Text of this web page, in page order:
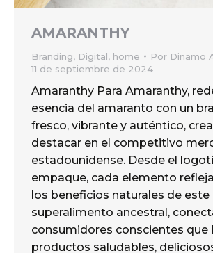
AMARANTHY
Branding, Digital, home Por Dinamo
11 de septiembre de 2024
Amaranthy Para Amaranthy,
esencia del amaranto con un
fresco, vibrante y auténtico,
destacar en el competitivo
estadounidense. Desde el
empaque, cada elemento
los beneficios naturales de este
superalimento ancestral,
consumidores conscientes que
productos saludables,